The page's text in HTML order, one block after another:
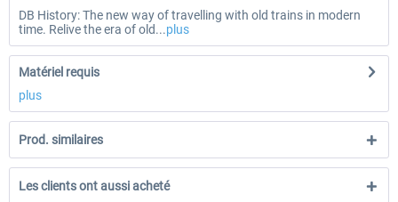
DB History: The new way of travelling with old trains in modern
time. Relive the era of old...plus
Matériel requis
plus
Prod. similaires
Les clients ont aussi acheté